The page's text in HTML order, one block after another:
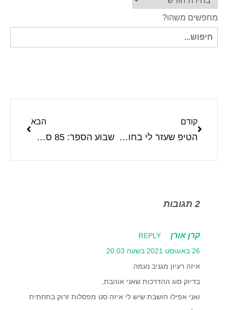
מחפשים משהו?
חיפוש
עבור:
קודם
הטיפ שעזר לי בחופשת לידה: קופסת הפתעות לאח הגדול
הבא
שבוע הספר: 85 ספרים מומלצים לילדים ונוער
2 תגובות
קרן אורן
REPLY
26 באוגוסט 2021 בשעה 20:03
איזה רעיון מגניב נעמה.
בדיוק סוג ההדרכות שאני אוהבת,
ואני אפילו חושבת שיש לי איזה סט מפסלות זרוק בתחתית